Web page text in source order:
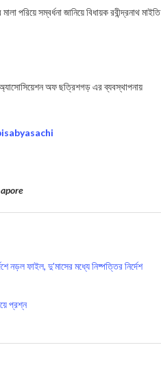
পরিয়ে সম্বর্ধনা জানিয়ে বিধায়ক রবীন্দ্রনাথ মাইতি
অ্যাসোসিয়েশন অফ ছত্রিশগড় এর ব্যবস্থাপনায়
ফাইল, দু’মাসের মধ্যে নিষ্পত্তির নির্দেশ
প্রশ্ন